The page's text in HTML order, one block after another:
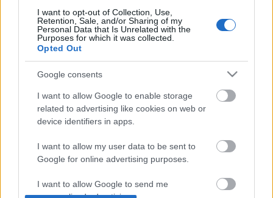
I want to opt-out of Collection, Use,
Retention, Sale, and/or Sharing of my
Personal Data that Is Unrelated with the
Purposes for which it was collected.
Opted Out
Google consents
I want to allow Google to enable storage
related to advertising like cookies on web or
device identifiers in apps.
I want to allow my user data to be sent to
Google for online advertising purposes.
I want to allow Google to send me
Szerző: Perger AndrásAhogy az még áprilisban
megírtuk, az Európai Unió állami támogatásra
vonatkozó szabályainak újraírása során felmerült,
hogy az újonnan építendő atomerőművek is a
megújulókhoz hasonló támogatásban
részesülhessenek (ennek körülményei, érvek,
egyebek a múltkori bejegyzésben). A…
"A felelősség késztet a
megszólalásra"
energiabox 2011. szeptember 30.